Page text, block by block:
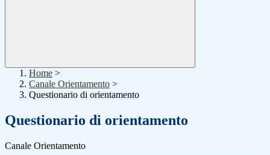
Home >
Canale Orientamento >
Questionario di orientamento
Questionario di orientamento
Canale Orientamento